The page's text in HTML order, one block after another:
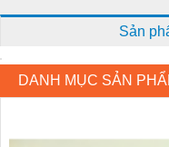
Sản
DANH MỤC SẢN